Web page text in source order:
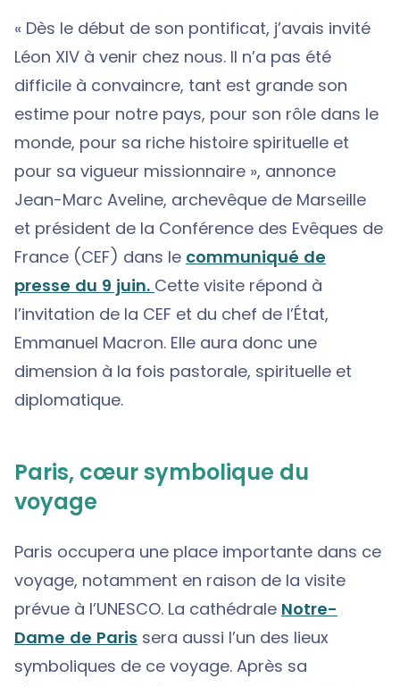
« Dès le début de son pontificat, j’avais invité
Léon XIV à venir chez nous. Il n’a pas été
difficile à convaincre, tant est grande son
estime pour notre pays, pour son rôle dans le
monde, pour sa riche histoire spirituelle et
pour sa vigueur missionnaire », annonce
Jean-Marc Aveline, archevêque de Marseille
et président de la Conférence des Evêques de
France (CEF) dans le communiqué de
presse du 9 juin. Cette visite répond à
l’invitation de la CEF et du chef de l’État,
Emmanuel Macron. Elle aura donc une
dimension à la fois pastorale, spirituelle et
diplomatique.
Paris, cœur symbolique du
voyage
Paris occupera une place importante dans ce
voyage, notamment en raison de la visite
prévue à l’UNESCO. La cathédrale Notre-
Dame de Paris sera aussi l’un des lieux
symboliques de ce voyage. Après sa